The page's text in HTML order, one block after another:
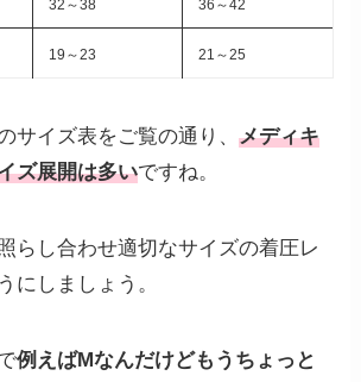
32～38 36～42
19～23 21～25
サイズ表をご覧の通り、メディキ
ズ展開は多いですね。
らし合わせ適切なサイズの着圧レ
にしましょう。
例えばMなんだけどもうちょっと